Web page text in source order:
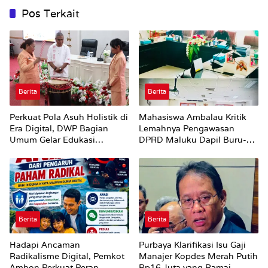
Pos Terkait
Berita
Perkuat Pola Asuh Holistik di
Era Digital, DWP Bagian
Umum Gelar Edukasi
Berita
Mahasiswa Ambalau Kritik
Lemahnya Pengawasan
DPRD Maluku Dapil Buru-
Perubahan Status Jalan
Berita
Hadapi Ancaman
Radikalisme Digital, Pemkot
Berita
Purbaya Klarifikasi Isu Gaji
Manajer Kopdes Merah Putih